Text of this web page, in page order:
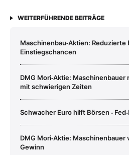
WEITERFÜHRENDE BEITRÄGE
Maschinenbau‑Aktien:
Einstiegschancen
DMG Mori‑Aktie:
mit schwierigen Zeiten
Schwacher Euro hilft Börsen ‑
DMG Mori‑Aktie:
Gewinn